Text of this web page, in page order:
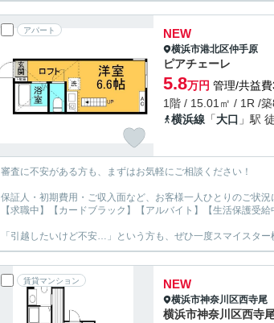
アパート NEW
横浜市港北区仲手原
ピアチェーレ
5.8万円 管理/共益
1階 / 15.01㎡ / 1R /
横浜線 「大口 」駅
審査に不安がある方も、まずはお気軽にご相談ください！
保証人・初期費用・ご収入面など、お客様一人ひとりのご状況
【求職中】【カードブラック】【アルバイト】【生活保護受
「引越したいけど不安…」という方も、ぜひ一度スマイスター
賃貸マンション NEW
横浜市神奈川区西寺尾
横浜市神奈川区西寺